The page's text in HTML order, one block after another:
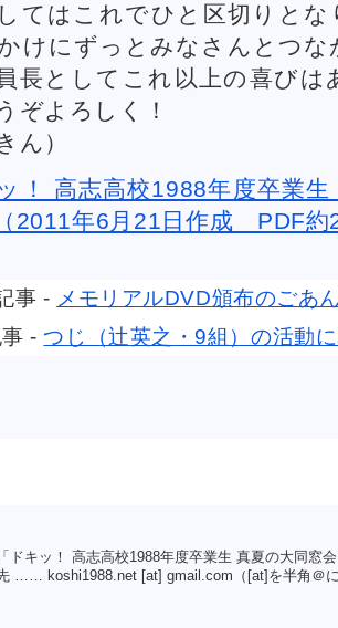
てはこれでひと区切りと
けにずっとみなさんとつ
長としてこれ以上の喜び
ぞよろしく！
ん）
ッ！ 高志高校1988年度卒業
2011年6月21日作成 PDF約
事 - メモリアルDVD頒布のごあ
- つじ（辻英之・9組）の活動
ドキッ！ 高志高校1988年度卒業生 真夏の大同窓
…… koshi1988.net [at] gmail.com（[at]を半角＠